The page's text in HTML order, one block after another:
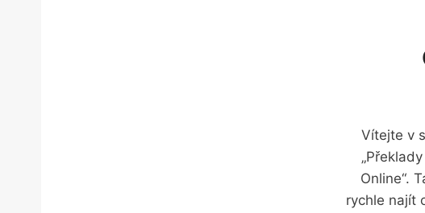
Vítejte v
Online“.
rychle najít